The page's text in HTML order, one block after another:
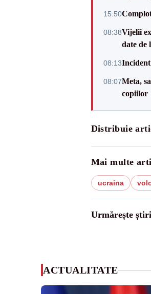
15:50
08:38Vijelii
date de
08:13
08:07Meta,
copiilor
Distribuie
Mai multe
ucraina
Urmărește
ACTUALITATE